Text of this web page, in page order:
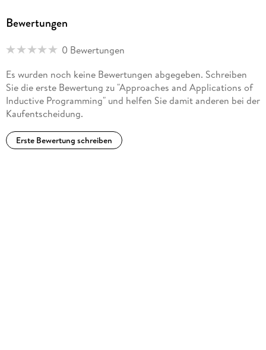
Bewertungen
0 Bewertungen
Es wurden noch keine Bewertungen abgegeben. Schreiben
Sie die erste Bewertung zu "Approaches and Applications of
Inductive Programming" und helfen Sie damit anderen bei der
Kaufentscheidung.
Erste Bewertung schreiben